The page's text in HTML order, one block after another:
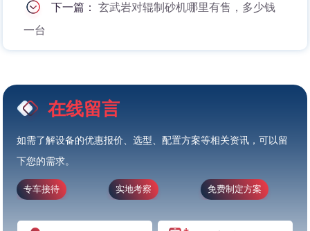
下一篇：玄武岩对辊制砂机哪里有售，多少钱
一台
在线留言
如需了解设备的优惠报价、选型、配置方案等相关资讯，可以留
下您的需求。
专车接待 实地考察 免费制定方案